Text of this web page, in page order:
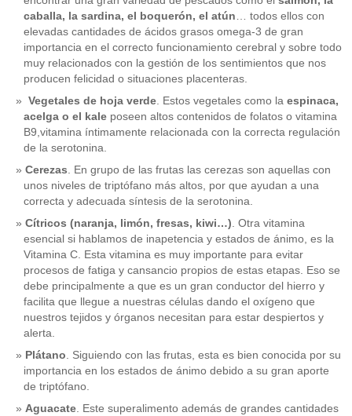
caballa, la sardina, el boquerón, el atún… todos ellos con
elevadas cantidades de ácidos grasos omega-3 de gran
importancia en el correcto funcionamiento cerebral y sobre todo
muy relacionados con la gestión de los sentimientos que nos
producen felicidad o situaciones placenteras.
Vegetales de hoja verde. Estos vegetales como la espinaca,
acelga o el kale poseen altos contenidos de folatos o vitamina
B9,vitamina íntimamente relacionada con la correcta regulación
de la serotonina.
Cerezas. En grupo de las frutas las cerezas son aquellas con
unos niveles de triptófano más altos, por que ayudan a una
correcta y adecuada síntesis de la serotonina.
Cítricos (naranja, limón, fresas, kiwi…). Otra vitamina
esencial si hablamos de inapetencia y estados de ánimo, es la
Vitamina C. Esta vitamina es muy importante para evitar
procesos de fatiga y cansancio propios de estas etapas. Eso se
debe principalmente a que es un gran conductor del hierro y
facilita que llegue a nuestras células dando el oxígeno que
nuestros tejidos y órganos necesitan para estar despiertos y
alerta.
Plátano. Siguiendo con las frutas, esta es bien conocida por su
importancia en los estados de ánimo debido a su gran aporte
de triptófano.
Aguacate. Este superalimento además de grandes cantidades